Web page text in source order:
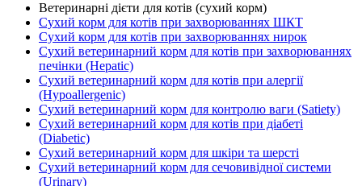
Ветеринарні дієти для котів (сухий корм)
Сухий корм для котів при захворюваннях ШКТ
Сухий корм для котів при захворюваннях нирок
Сухий ветеринарний корм для котів при захворюваннях
печінки (Hepatic)
Сухий ветеринарний корм для котів при алергії
(Hypoallergenic)
Сухий ветеринарний корм для контролю ваги (Satiety)
Сухий ветеринарний корм для котів при діабеті
(Diabetic)
Сухий ветеринарний корм для шкіри та шерсті
Сухий ветеринарний корм для сечовивідної системи
(Urinary)